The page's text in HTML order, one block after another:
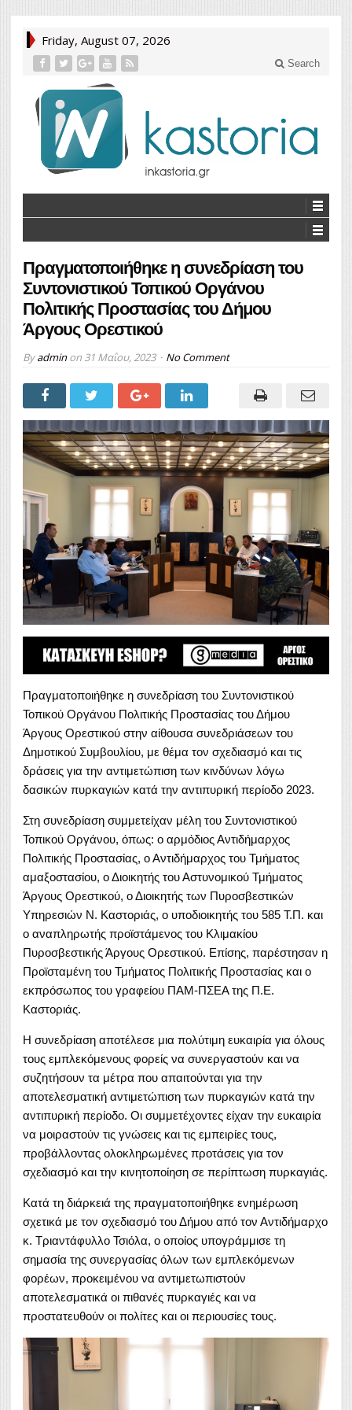
Friday, August 07, 2026
Search
Πραγματοποιήθηκε η συνεδρίαση του
Συντονιστικού Τοπικού Οργάνου
Πολιτικής Προστασίας του Δήμου
Άργους Ορεστικού
Byadminon 31 Μαΐου, 2023 No Comment
Πραγματοποιήθηκε η συνεδρίαση του Συντονιστικού
Τοπικού Οργάνου Πολιτικής Προστασίας του Δήμου
Άργους Ορεστικού στην αίθουσα συνεδριάσεων του
Δημοτικού Συμβουλίου, με θέμα τον σχεδιασμό και τις
δράσεις για την αντιμετώπιση των κινδύνων λόγω
δασικών πυρκαγιών κατά την αντιπυρική περίοδο 2023.
Στη συνεδρίαση συμμετείχαν μέλη του Συντονιστικού
Τοπικού Οργάνου, όπως: ο αρμόδιος Αντιδήμαρχος
Πολιτικής Προστασίας, ο Αντιδήμαρχος του Τμήματος
αμαξοστασίου, ο Διοικητής του Αστυνομικού Τμήματος
Άργους Ορεστικού, ο Διοικητής των Πυροσβεστικών
Υπηρεσιών Ν. Καστοριάς, ο υποδιοικητής του 585 Τ.Π. και
ο αναπληρωτής προϊστάμενος του Κλιμακίου
Πυροσβεστικής Άργους Ορεστικού. Επίσης, παρέστησαν η
Προϊσταμένη του Τμήματος Πολιτικής Προστασίας και ο
εκπρόσωπος του γραφείου ΠΑΜ-ΠΣΕΑ της Π.Ε.
Καστοριάς.
Η συνεδρίαση αποτέλεσε μια πολύτιμη ευκαιρία για όλους
τους εμπλεκόμενους φορείς να συνεργαστούν και να
συζητήσουν τα μέτρα που απαιτούνται για την
αποτελεσματική αντιμετώπιση των πυρκαγιών κατά την
αντιπυρική περίοδο. Οι συμμετέχοντες είχαν την ευκαιρία
να μοιραστούν τις γνώσεις και τις εμπειρίες τους,
προβάλλοντας ολοκληρωμένες προτάσεις για τον
σχεδιασμό και την κινητοποίηση σε περίπτωση πυρκαγιάς.
Κατά τη διάρκειά της πραγματοποιήθηκε ενημέρωση
σχετικά με τον σχεδιασμό του Δήμου από τον Αντιδήμαρχο
κ. Τριαντάφυλλο Τσιόλα, ο οποίος υπογράμμισε τη
σημασία της συνεργασίας όλων των εμπλεκόμενων
φορέων, προκειμένου να αντιμετωπιστούν
αποτελεσματικά οι πιθανές πυρκαγιές και να
προστατευθούν οι πολίτες και οι περιουσίες τους.